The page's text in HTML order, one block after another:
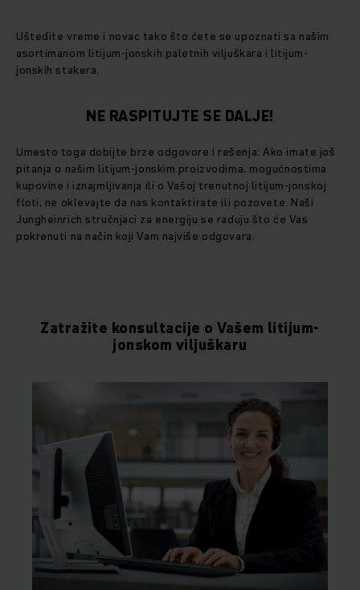
Uštedite vreme i novac tako što ćete se upoznati sa našim
asortimanom litijum-jonskih paletnih viljuškara i litijum-
jonskih stakera.
NE RASPITUJTE SE DALJE!
Umesto toga dobijte brze odgovore i rešenja: Ako imate još
pitanja o našim litijum-jonskim proizvodima, mogućnostima
kupovine i iznajmljivanja ili o Vašoj trenutnoj litijum-jonskoj
floti, ne oklevajte da nas kontaktirate ili pozovete. Naši
Jungheinrich stručnjaci za energiju se raduju što će Vas
pokrenuti na način koji Vam najviše odgovara.
Zatražite konsultacije o Vašem litijum-
jonskom viljuškaru